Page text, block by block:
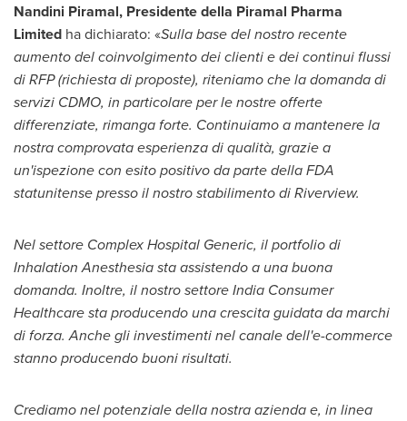
Nandini Piramal, Presidente della Piramal Pharma
Limited ha dichiarato: «Sulla base del nostro recente
aumento del coinvolgimento dei clienti e dei continui flussi
di RFP (richiesta di proposte), riteniamo che la domanda di
servizi CDMO, in particolare per le nostre offerte
differenziate, rimanga forte. Continuiamo a mantenere la
nostra comprovata esperienza di qualità, grazie a
un'ispezione con esito positivo da parte della FDA
statunitense presso il nostro stabilimento diRiverview.
Nel settore Complex Hospital Generic, il portfolio di
Inhalation Anesthesia sta assistendo a una buona
domanda. Inoltre, il nostro settore India Consumer
Healthcare sta producendo una crescita guidata da marchi
di forza. Anche gli investimenti nel canale dell'e-commerce
stanno producendo buoni risultati.
Crediamo nel potenziale della nostra azienda e, in linea